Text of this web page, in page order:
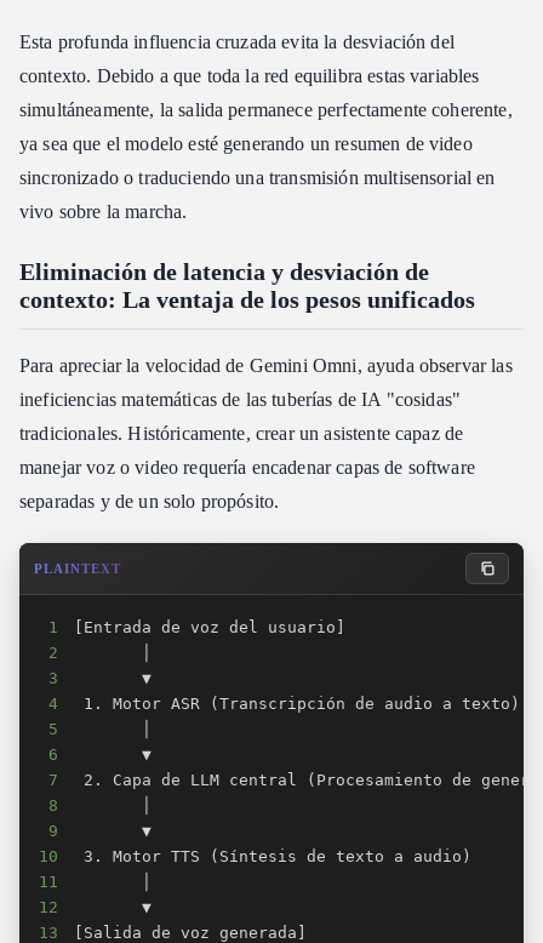
Esta profunda influencia cruzada evita la desviación del
contexto. Debido a que toda la red equilibra estas variables
simultáneamente, la salida permanece perfectamente coherente,
ya sea que el modelo esté generando un resumen de video
sincronizado o traduciendo una transmisión multisensorial en
vivo sobre la marcha.
Eliminación de latencia y desviación de
contexto: La ventaja de los pesos unificados
Para apreciar la velocidad de Gemini Omni, ayuda observar las
ineficiencias matemáticas de las tuberías de IA "cosidas"
tradicionales. Históricamente, crear un asistente capaz de
manejar voz o video requería encadenar capas de software
separadas y de un solo propósito.
PLAINTEXT
1
2
3
4
5
6
7
8
9
10
11
12
13
[Salida de voz generada]